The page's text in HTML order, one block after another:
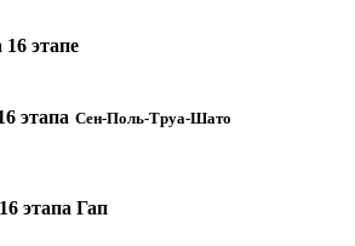
этапе
этапа Сен-Поль-Труа-Шато
этапа Гап